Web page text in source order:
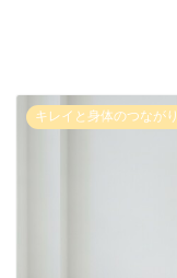
キレイと身体のつながり